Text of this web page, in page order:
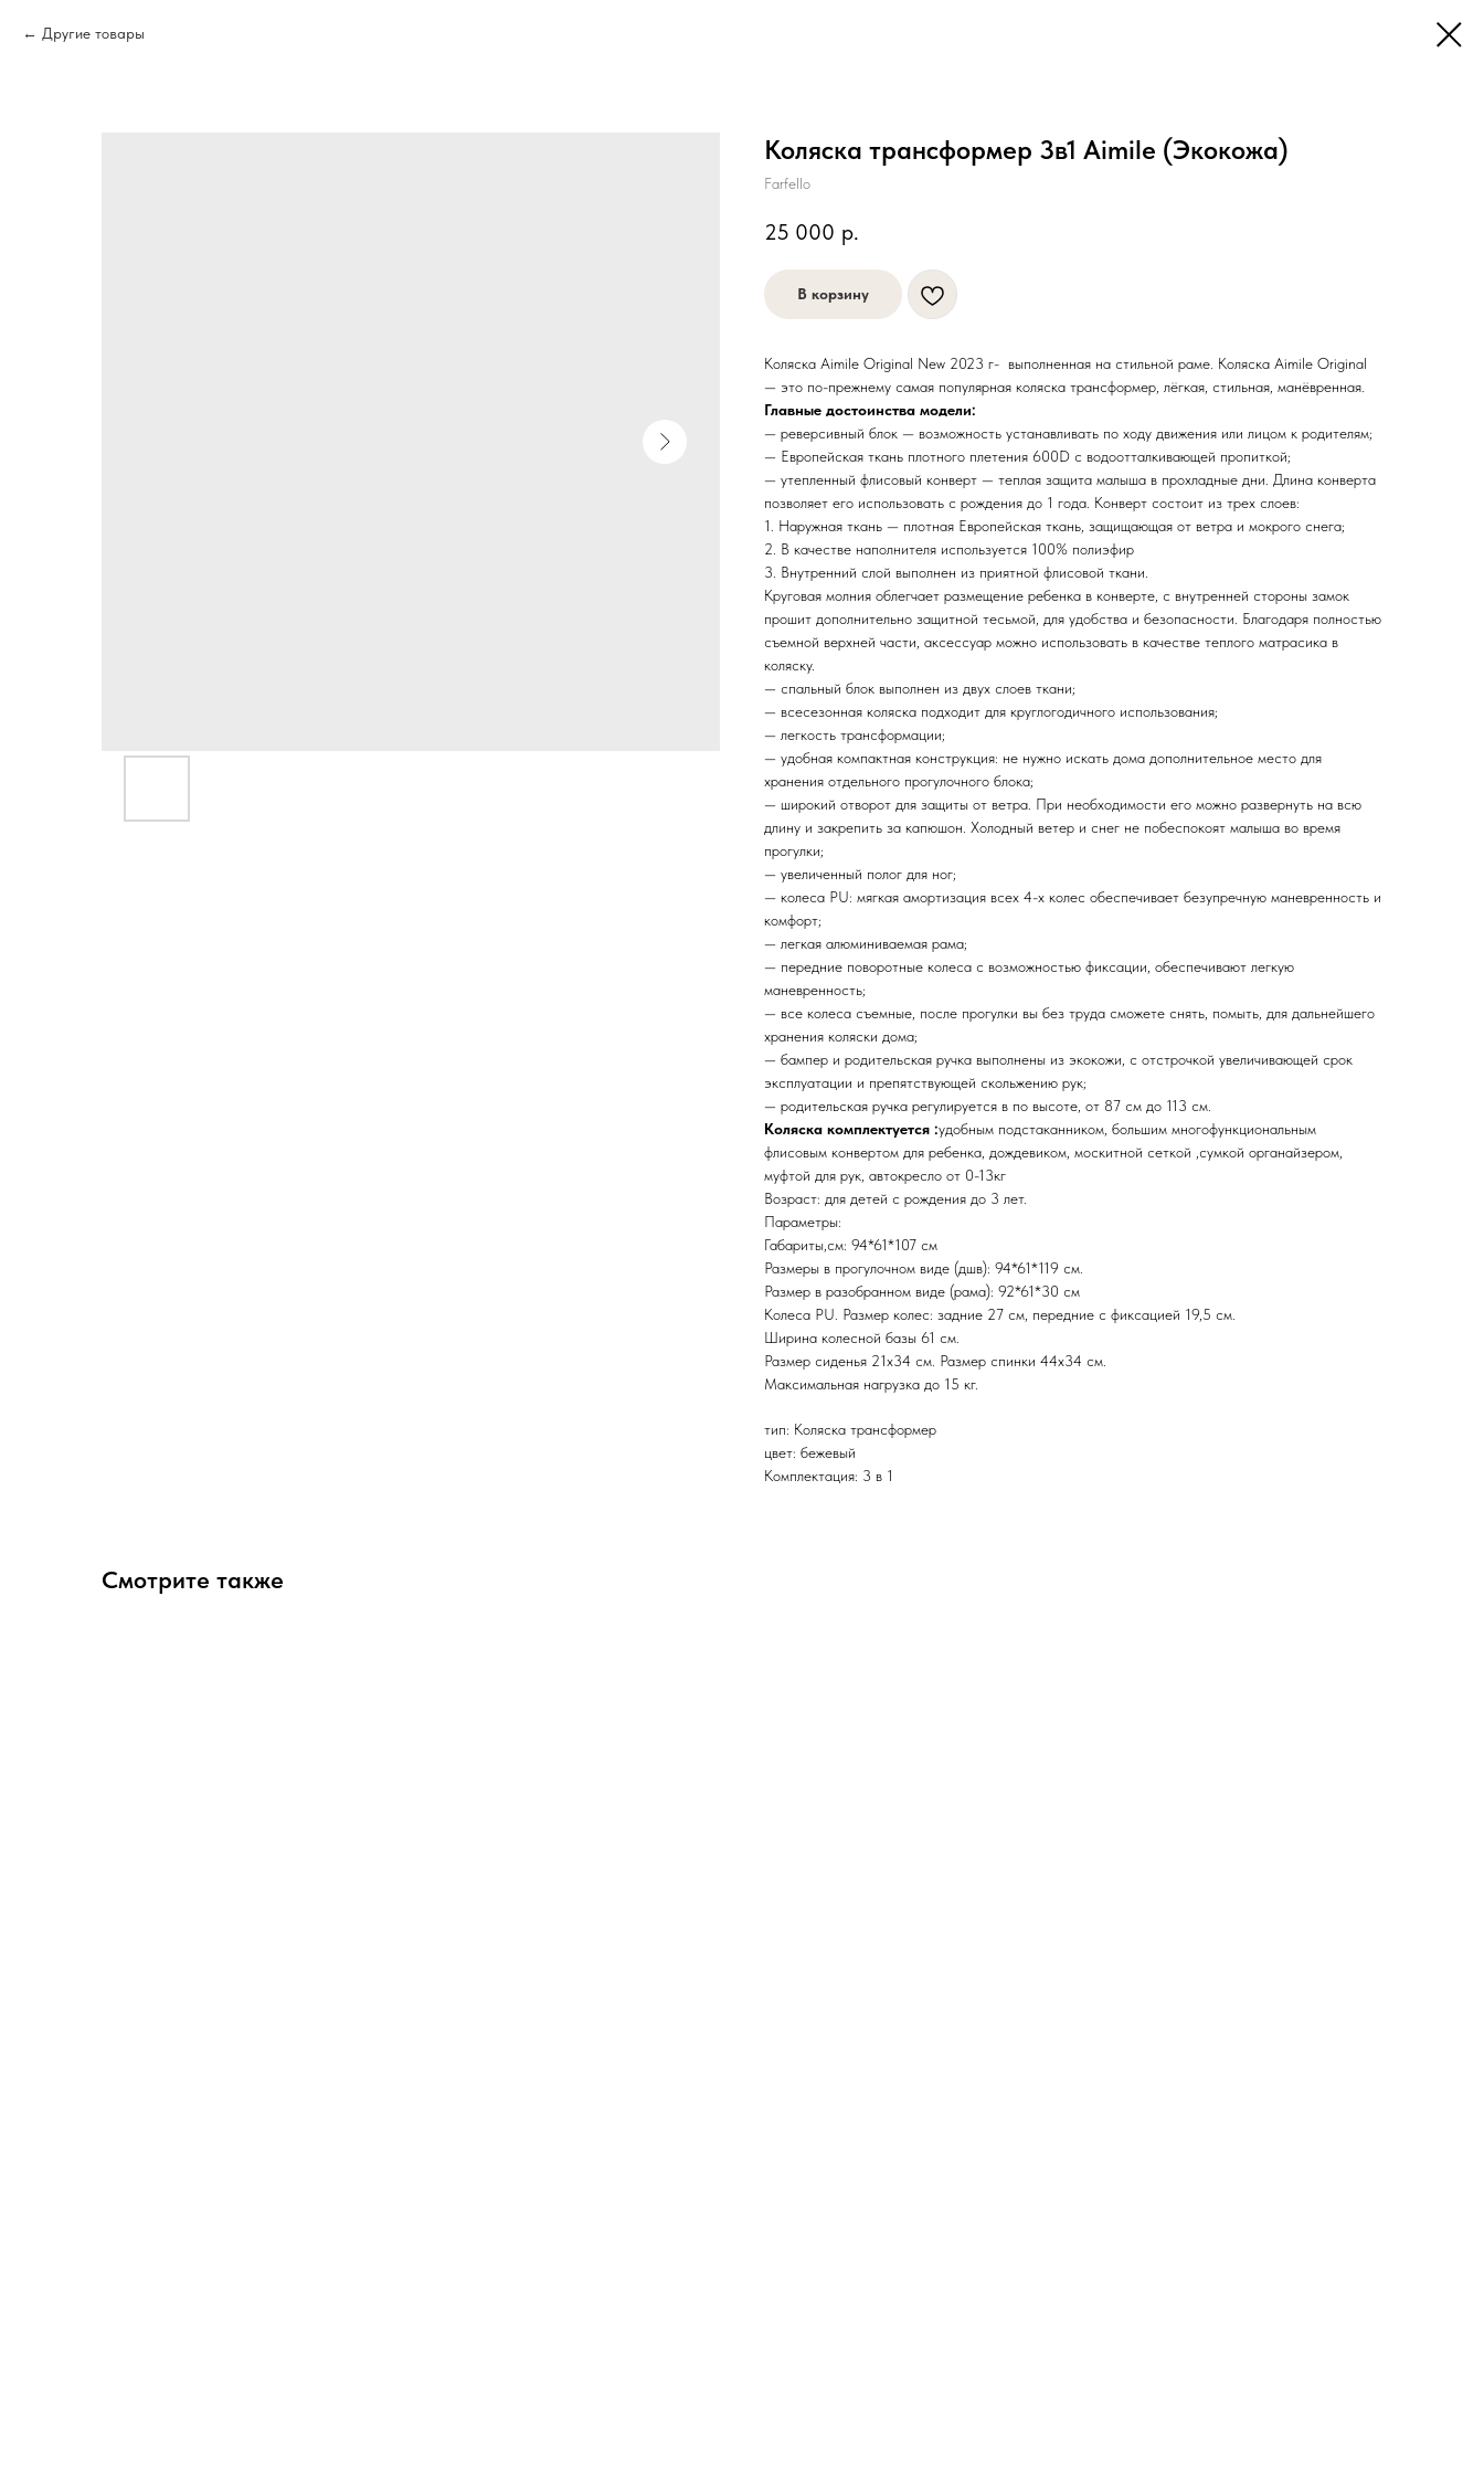
Другие товары
Коляска трансформер 3в1 Aimile (Экокожа)
Farfello
25 000 р.
В корзину
Коляска Aimile Original New 2023 г- выполненная на стильной раме. Коляска Aimile Original
— это по-прежнему самая популярная коляска трансформер, лёгкая, стильная, манёвренная.
Главные достоинства модели:
— реверсивный блок — возможность устанавливать по ходу движения или лицом к родителям;
— Европейская ткань плотного плетения 600D с водоотталкивающей пропиткой;
— утепленный флисовый конверт — теплая защита малыша в прохладные дни. Длина конверта
позволяет его использовать с рождения до 1 года. Конверт состоит из трех слоев:
1. Наружная ткань — плотная Европейская ткань, защищающая от ветра и мокрого снега;
2. В качестве наполнителя используется 100% полиэфир
3. Внутренний слой выполнен из приятной флисовой ткани.
Круговая молния облегчает размещение ребенка в конверте, с внутренней стороны замок
прошит дополнительно защитной тесьмой, для удобства и безопасности. Благодаря полностью
съемной верхней части, аксессуар можно использовать в качестве теплого матрасика в
коляску.
— спальный блок выполнен из двух слоев ткани;
— всесезонная коляска подходит для круглогодичного использования;
— легкость трансформации;
— удобная компактная конструкция: не нужно искать дома дополнительное место для
хранения отдельного прогулочного блока;
— широкий отворот для защиты от ветра. При необходимости его можно развернуть на всю
длину и закрепить за капюшон. Холодный ветер и снег не побеспокоят малыша во время
прогулки;
— увеличенный полог для ног;
— колеса PU: мягкая амортизация всех 4-х колес обеспечивает безупречную маневренность и
комфорт;
— легкая алюминиваемая рама;
— передние поворотные колеса с возможностью фиксации, обеспечивают легкую
маневренность;
— все колеса съемные, после прогулки вы без труда сможете снять, помыть, для дальнейшего
хранения коляски дома;
— бампер и родительская ручка выполнены из экокожи, с отстрочкой увеличивающей срок
эксплуатации и препятствующей скольжению рук;
— родительская ручка регулируется в по высоте, от 87 см до 113 см.
Коляска комплектуется :удобным подстаканником, большим многофункциональным
флисовым конвертом для ребенка, дождевиком, москитной сеткой ,сумкой органайзером,
муфтой для рук, автокресло от 0-13кг
Возраст: для детей с рождения до 3 лет.
Параметры:
Габариты,см: 94*61*107 см
Размеры в прогулочном виде (дшв): 94*61*119 см.
Размер в разобранном виде (рама): 92*61*30 см
Колеса PU. Размер колес: задние 27 см, передние с фиксацией 19,5 см.
Ширина колесной базы 61 см.
Размер сиденья 21х34 см. Размер спинки 44х34 см.
Максимальная нагрузка до 15 кг.
тип: Коляска трансформер
цвет: бежевый
Комплектация: 3 в 1
Смотрите также